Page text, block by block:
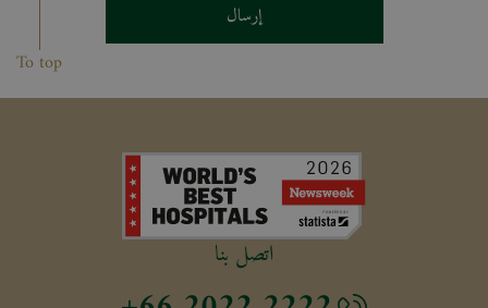
إرسال
To top
اتصل بنا